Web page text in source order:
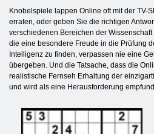
Knobelspiele lappen Online oft mit der TV-
erraten, oder geben Sie die richtigen
verschiedenen Bereichen der
die eine besondere Freude in die Prüfung
Intelligenz zu finden, verpassen nie eine
übergeben. Und die Tatsache, dass die
realistische Fernseh Erhaltung der
und wird als eine Herausforderung